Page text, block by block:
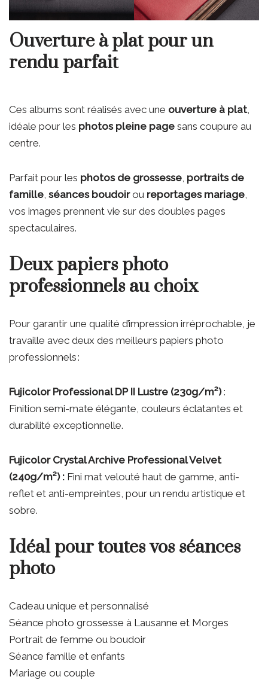
Ouverture à plat pour un
rendu parfait
Ces albums sont réalisés avec une ouverture à plat,
idéale pour les photos pleine page sans coupure au
centre.
Parfait pour les photos de grossesse portraits de
famille séances boudoirou reportages mariage
vos images prennent vie sur des doubles pages
spectaculaires.
Deux papiers photo
professionnels au choix
Pour garantir une qualité d’impression irréprochable, je
travaille avec deux des meilleurs papiers photo
professionnels :
Fujicolor Professional DP II Lustre (230g/m²):
Finition semi-mate élégante, couleurs éclatantes et
durabilité exceptionnelle.
Fujicolor Crystal Archive Professional Velvet
(240g/m²) : Fini mat velouté haut de gamme, anti-
reflet et anti-empreintes, pour un rendu artistique et
sobre.
Idéal pour toutes vos séances
photo
Cadeau unique et personnalisé
Séance photo grossesse à Lausanne et Morges
Portrait de femme ou boudoir
Séance famille et enfants
Mariage ou couple